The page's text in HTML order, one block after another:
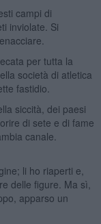
campi di
inviolate. Si
per tutta la
società di atletica
fastidio.
siccità, dei paesi
di sete e di fame
canale.
li ho riaperti e,
delle figure. Ma sì,
apparso un